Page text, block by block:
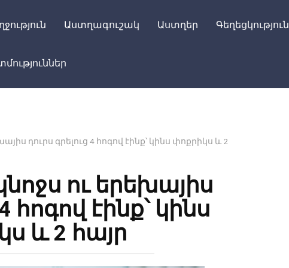
Աստղագուշակ Աստղեր Գեղեցկություն
դուրս գրելուց 4 հոգով էինք՝ կինս փոքրիկս և 2
ու երեխայիս
հոգով էինք՝ կինս
և 2 հայր